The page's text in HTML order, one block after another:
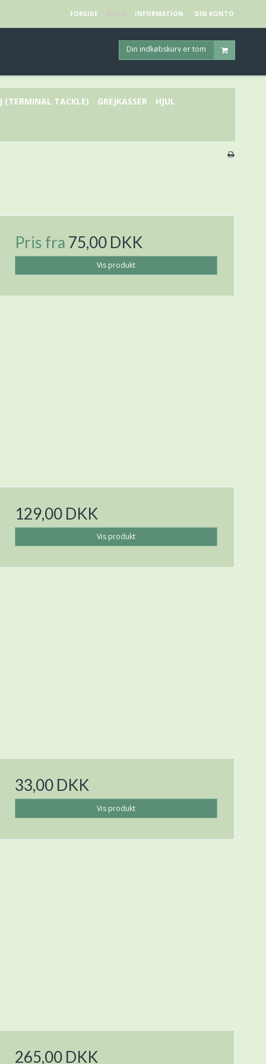
FORSIDE INFORMATION DIN KONTO
Din indkøbskurv er tom
(TERMINAL TACKLE) GREJKASSER HJUL
Pris fra 75,00 DKK
Vis produkt
129,00 DKK
Vis produkt
33,00 DKK
Vis produkt
265,00 DKK